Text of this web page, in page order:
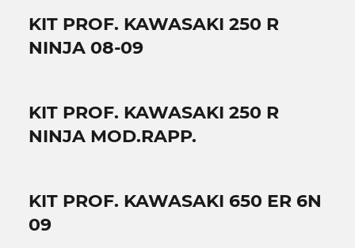
KIT PROF. KAWASAKI 250 R
NINJA 08-09
KIT PROF. KAWASAKI 250 R
NINJA MOD.RAPP.
KIT PROF. KAWASAKI 650 ER 6N
09